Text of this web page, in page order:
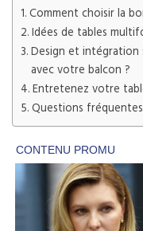
Comment choisir la
Idées de tables
Design et intégration
avec votre balcon ?
Entretenez votre
Questions fréquentes